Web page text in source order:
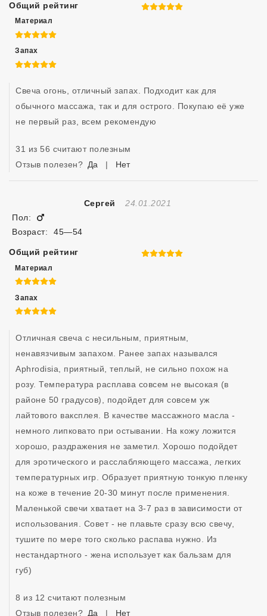
Общий рейтинг 5 из 5
Материал
5 из 5
Запах
5 из 5
Свеча огонь, отличный запах. Подходит как для
обычного массажа, так и для острого. Покупаю её уже
не первый раз, всем рекомендую
31 из 56 считают полезным
Отзыв полезен? Да | Нет
Сергей Отзыв Создан
24.01.2021
Пол:
Возраст:
45—54
Общий рейтинг 5 из 5
Материал
5 из 5
Запах
5 из 5
Отличная свеча с несильным, приятным,
ненавязчивым запахом. Ранее запах назывался
Aphrodisia, приятный, теплый, не сильно похож на
розу. Температура расплава совсем не высокая (в
районе 50 градусов), подойдет для совсем уж
лайтового ваксплея. В качестве массажного масла -
немного липковато при остывании. На кожу ложится
хорошо, раздражения не заметил. Хорошо подойдет
для эротического и расслабляющего массажа, легких
температурных игр. Образует приятную тонкую пленку
на коже в течение 20-30 минут после применения.
Маленькой свечи хватает на 3-7 раз в зависимости от
использования. Совет - не плавьте сразу всю свечу,
тушите по мере того сколько распава нужно. Из
нестандартного - жена использует как бальзам для
губ)
8 из 12 считают полезным
Отзыв полезен? Да | Нет